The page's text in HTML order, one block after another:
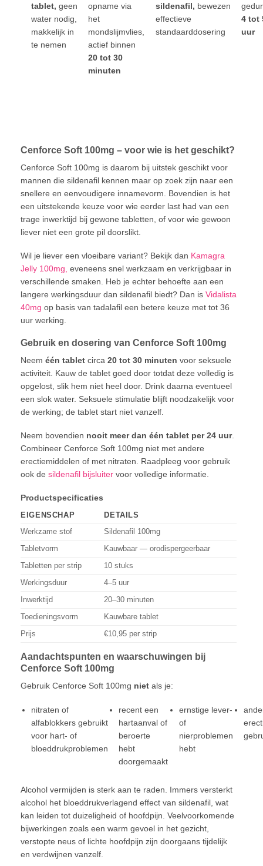
tablet, geen
water nodig,
makkelijk in
te nemen
opname via
het
mondslijmvlies,
actief binnen
20 tot 30
minuten
sildenafil, bewezen
effectieve
standaarddosering
4 tot
uur
Cenforce Soft 100mg – voor wie is het geschikt?
Cenforce Soft 100mg is daarom bij uitstek geschikt voor
mannen die sildenafil kennen maar op zoek zijn naar een
snellere en eenvoudigere innamevorm. Bovendien is het
een uitstekende keuze voor wie eerder last had van een
trage inwerktijd bij gewone tabletten, of voor wie gewoon
liever niet een grote pil doorslikt.
Wil je liever een vloeibare variant? Bekijk dan Kamagra
Jelly 100mg, eveneens snel werkzaam en verkrijgbaar in
verschillende smaken. Heb je echter behoefte aan een
langere werkingsduur dan sildenafil biedt? Dan is Vidalista
40mg op basis van tadalafil een betere keuze met tot 36
uur werking.
Gebruik en dosering van Cenforce Soft 100mg
Neem één tablet circa 20 tot 30 minuten voor seksuele
activiteit. Kauw de tablet goed door totdat deze volledig is
opgelost, slik hem niet heel door. Drink daarna eventueel
een slok water. Seksuele stimulatie blijft noodzakelijk voor
de werking; de tablet start niet vanzelf.
Neem bovendien nooit meer dan één tablet per 24 uur.
Combineer Cenforce Soft 100mg niet met andere
erectiemiddelen of met nitraten. Raadpleeg voor gebruik
ook de sildenafil bijsluiter voor volledige informatie.
Productspecificaties
EIGENSCHAP
DETAILS
Werkzame stof
Sildenafil 100mg
Tabletvorm Kauwbaar — orodispergeerbaar
Tabletten per strip 10 stuks
Werkingsduur 4–5 uur
Inwerktijd 20–30 minuten
Toedieningsvorm Kauwbare tablet
Prijs €10,95 per strip
Aandachtspunten en waarschuwingen bij
Cenforce Soft 100mg
Gebruik Cenforce Soft 100mg niet als je:
nitraten of
alfablokkers gebruikt
voor hart- of
bloeddrukproblemen
recent een
hartaanval of
beroerte
hebt
doorgemaakt
ernstige lever-
of
nierproblemen
hebt
Alcohol vermijden is sterk aan te raden. Immers versterkt
alcohol het bloeddrukverlagend effect van sildenafil, wat
kan leiden tot duizeligheid of hoofdpijn. Veelvoorkomende
bijwerkingen zoals een warm gevoel in het gezicht,
verstopte neus of lichte hoofdpijn zijn doorgaans tijdelijk
en verdwijnen vanzelf.